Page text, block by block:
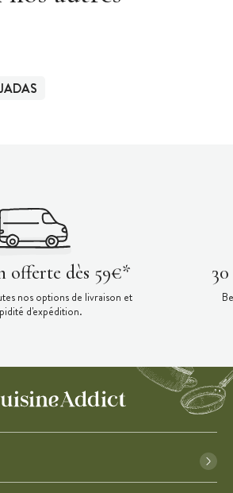
offerte dès 59€*
nos options de livraison et
d'expédition.